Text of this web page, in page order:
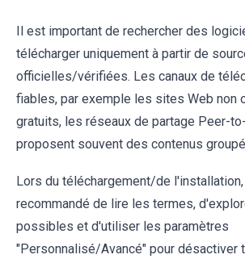
Il est important de rechercher des
télécharger uniquement à partir de
officielles/vérifiées. Les canaux de
fiables, par exemple les sites Web non
gratuits, les réseaux de partage Peer-
proposent souvent des contenus
Lors du téléchargement/de
recommandé de lire les termes,
possibles et d'utiliser les paramètres
"Personnalisé/Avancé" pour désactiver